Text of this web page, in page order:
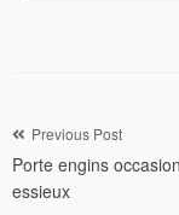
Navigation
de
l’article
Previous Post
Porte engins
essieux